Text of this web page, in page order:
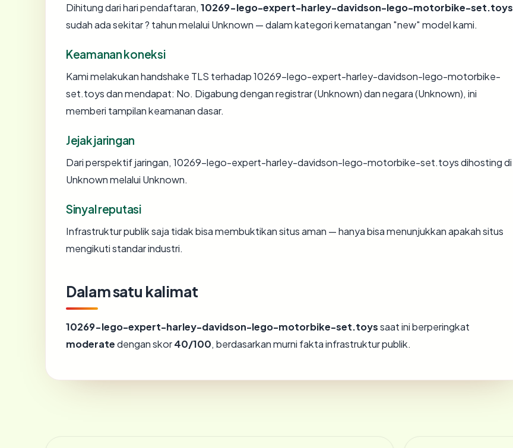
Dihitung dari hari pendaftaran, 10269-lego-expert-harley-davidson-lego-motorbike-set.toys
sudah ada sekitar ? tahun melalui Unknown — dalam kategori kematangan "new" model kami.
Keamanan koneksi
Kami melakukan handshake TLS terhadap 10269-lego-expert-harley-davidson-lego-motorbike-
set.toys dan mendapat: No. Digabung dengan registrar (Unknown) dan negara (Unknown), ini
memberi tampilan keamanan dasar.
Jejak jaringan
Dari perspektif jaringan, 10269-lego-expert-harley-davidson-lego-motorbike-set.toys dihosting di
Unknown melalui Unknown.
Sinyal reputasi
Infrastruktur publik saja tidak bisa membuktikan situs aman — hanya bisa menunjukkan apakah situs
mengikuti standar industri.
Dalam satu kalimat
10269-lego-expert-harley-davidson-lego-motorbike-set.toyssaat ini berperingkat
moderatedengan skor40/100, berdasarkan murni fakta infrastruktur publik.